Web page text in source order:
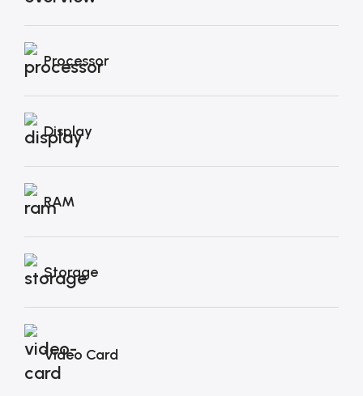
Processor
Display
RAM
Storage
Video Card